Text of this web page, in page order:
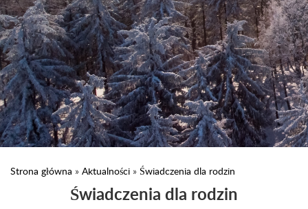
Strona główna » Aktualności » Świadczenia dla rodzin
Świadczenia dla rodzin